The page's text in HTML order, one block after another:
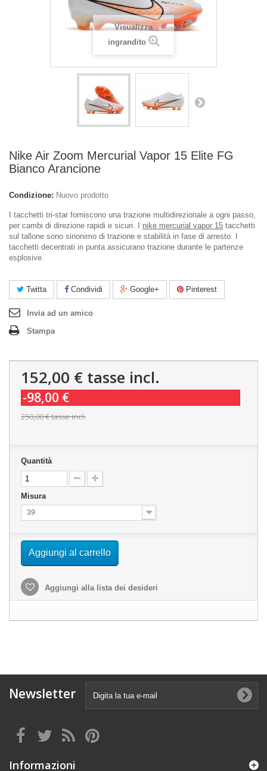
Visualizza
ingrandito
Nike Air Zoom Mercurial Vapor 15 Elite FG
Bianco Arancione
Condizione: Nuovo prodotto
I tacchetti tri-star forniscono una trazione multidirezionale a ogni passo,
per cambi di direzione rapidi e sicuri. I nike mercurial vapor 15 tacchetti
sul tallone sono sinonimo di trazione e stabilità in fase di arresto. I
tacchetti decentrati in punta assicurano trazione durante le partenze
esplosive.
Twitta Condividi Google+ Pinterest
Invia ad un amico
Stampa
152,00 € tasse incl.
-98,00 €
250,00 €tasse incl.
Quantità
Misura
39
Aggiungi al carrello
Aggiungi alla lista dei desideri
Newsletter
Informazioni